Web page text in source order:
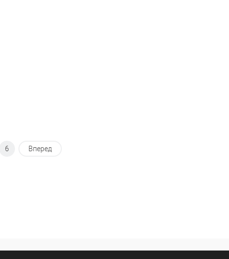
6 Вперед